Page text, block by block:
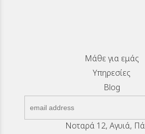
Μάθε για εμάς
Υπηρεσίες
Blog
Νοταρά 12, Αγυιά,